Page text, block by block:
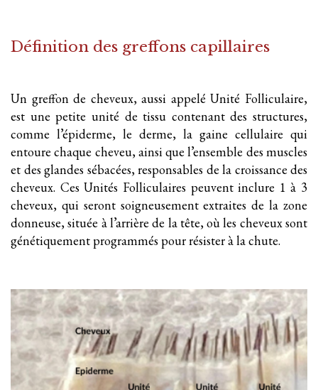
Définition des greffons capillaires
Un greffon de cheveux, aussi appelé Unité Folliculaire,
est une petite unité de tissu contenant des structures,
comme l’épiderme, le derme, la gaine cellulaire qui
entoure chaque cheveu, ainsi que l’ensemble des muscles
et des glandes sébacées, responsables de la croissance des
cheveux. Ces Unités Folliculaires peuvent inclure 1 à 3
cheveux, qui seront soigneusement extraites de la zone
donneuse, située à l’arrière de la tête, où les cheveux sont
génétiquement programmés pour résister à la chute.